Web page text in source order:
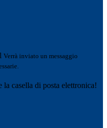
Verrà inviato un messaggio
casella di posta elettronica!